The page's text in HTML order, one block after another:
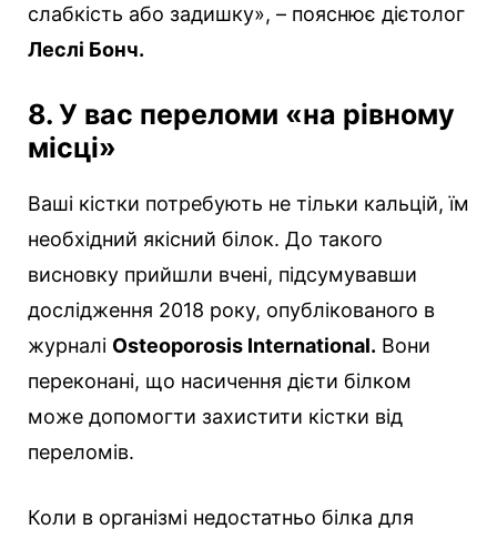
слабкість або задишку», – пояснює дієтолог
Леслі Бонч.
8. У вас переломи «на рівному
місці»
Ваші кістки потребують не тільки кальцій, їм
необхідний якісний білок. До такого
висновку прийшли вчені, підсумувавши
дослідження 2018 року, опублікованого в
журналі Osteoporosis International. Вони
переконані, що насичення дієти білком
може допомогти захистити кістки від
переломів.
Коли в організмі недостатньо білка для